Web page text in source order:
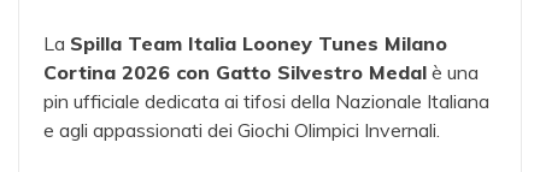
La Spilla Team Italia Looney Tunes Milano
Cortina 2026 con Gatto Silvestro Medal è una
pin ufficiale dedicata ai tifosi della Nazionale Italiana
e agli appassionati dei Giochi Olimpici Invernali.